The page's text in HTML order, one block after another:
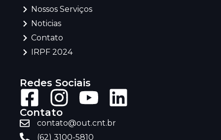
Nossos Serviços
Noticias
Contato
IRPF 2024
Redes Sociais
Contato
contato@out.cnt.br
(62) 3100-5810